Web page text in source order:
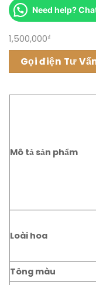
Need help?
1,500,000₫
Gọi điện Tư
Mô tả sản phẩm
Loài hoa
Tông màu